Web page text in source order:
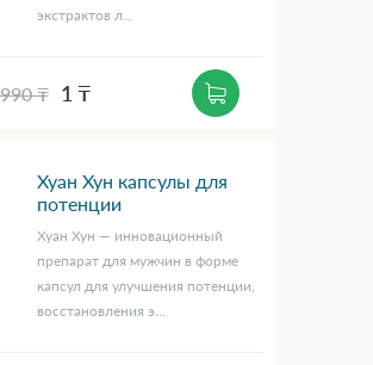
экстрактов л...
₸ 1 ₸
Хуан Хун капсулы для
потенции
Хуан Хун — инновационный
препарат для мужчин в форме
капсул для улучшения потенции,
восстановления э...